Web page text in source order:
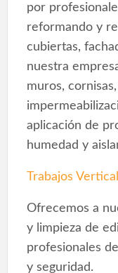
por
reformando y
cubiertas,
nuestra
muros,
aplicación de
humedad y
Trabajos
Ofrecemos a
y limpieza de
profesionales
y seguridad.